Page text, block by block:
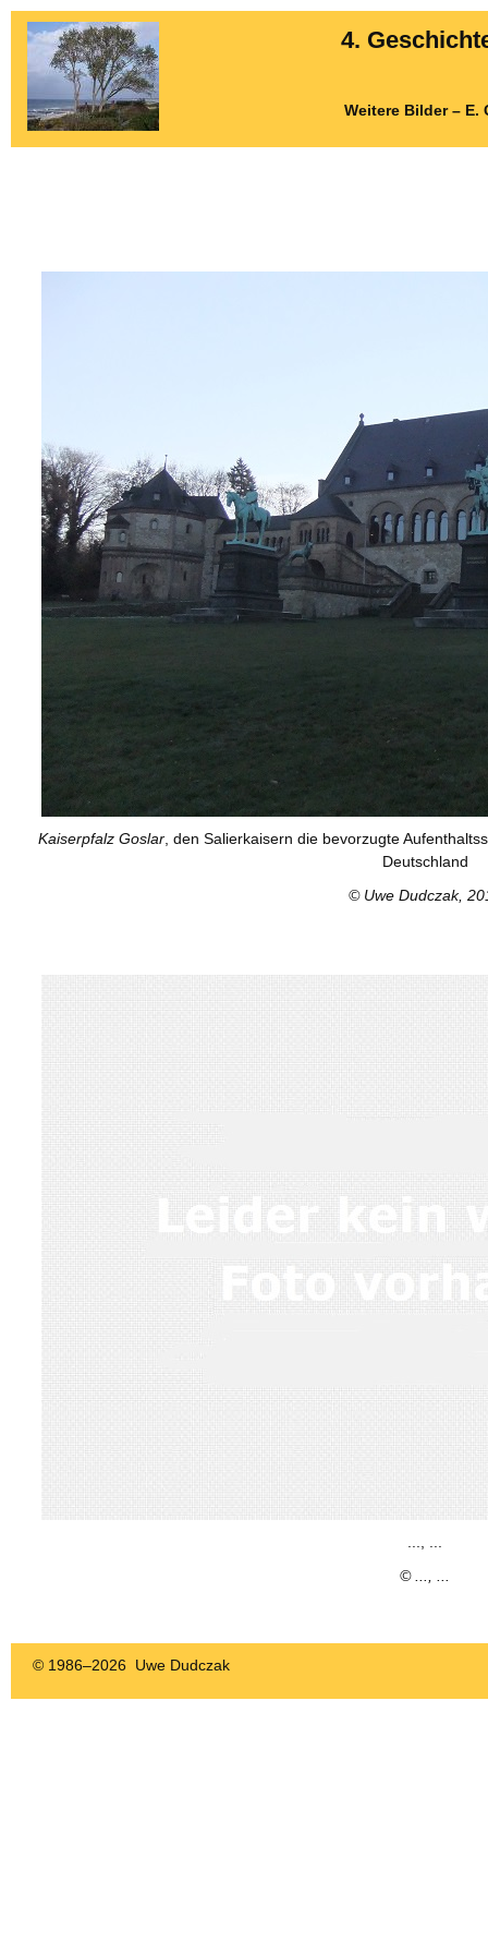
4.
Weitere Bilder – E.
Kaiserpfalz Goslar, den Salierkaisern die bevorzugte
Deutschland
© Uwe Dudczak,
© ..., ...
© 1986–2026 Uwe Dudczak